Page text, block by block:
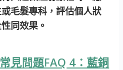
毛髮專科，評估個人狀
同效果。
見問題FAQ 4：藍銅